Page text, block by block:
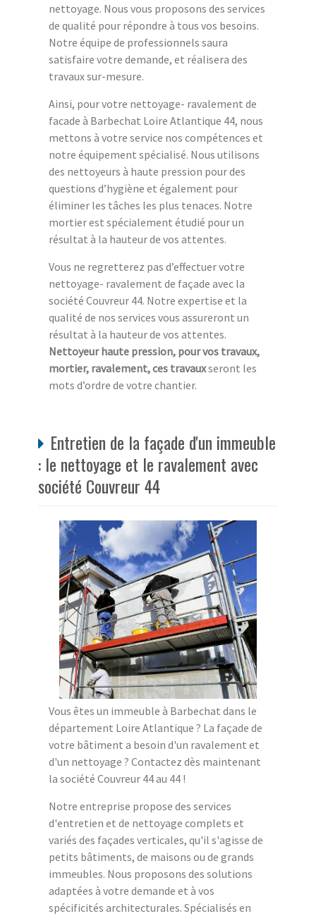
nettoyage. Nous vous proposons des services
de qualité pour répondre à tous vos besoins.
Notre équipe de professionnels saura
satisfaire votre demande, et réalisera des
travaux sur-mesure.
Ainsi, pour votre nettoyage- ravalement de
facade à Barbechat Loire Atlantique 44, nous
mettons à votre service nos compétences et
notre équipement spécialisé. Nous utilisons
des nettoyeurs à haute pression pour des
questions d’hygiène et également pour
éliminer les tâches les plus tenaces. Notre
mortier est spécialement étudié pour un
résultat à la hauteur de vos attentes.
Vous ne regretterez pas d’effectuer votre
nettoyage- ravalement de façade avec la
société Couvreur 44. Notre expertise et la
qualité de nos services vous assureront un
résultat à la hauteur de vos attentes.
Nettoyeur haute pression, pour vos travaux,
mortier, ravalement, ces travauxseront les
mots d’ordre de votre chantier.
Entretien de la façade d'un immeuble
: le nettoyage et le ravalement avec
société Couvreur 44
Vous êtes un immeuble à Barbechat dans le
département Loire Atlantique ? La façade de
votre bâtiment a besoin d'un ravalement et
d'un nettoyage ? Contactez dès maintenant
la société Couvreur 44 au 44 !
Notre entreprise propose des services
d'entretien et de nettoyage complets et
variés des façades verticales, qu'il s'agisse de
petits bâtiments, de maisons ou de grands
immeubles. Nous proposons des solutions
adaptées à votre demande et à vos
spécificités architecturales. Spécialisés en